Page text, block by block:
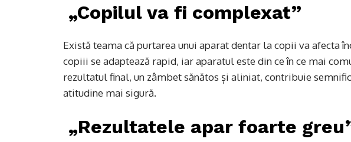
„Copilul va fi complexat”
Există teama că purtarea unui aparat dentar la copii va afecta
copiii se adaptează rapid, iar aparatul este din ce în ce mai
rezultatul final, un zâmbet sănătos și aliniat, contribuie
atitudine mai sigură.
„Rezultatele apar foarte